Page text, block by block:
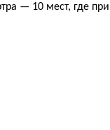
— 10 мест, где